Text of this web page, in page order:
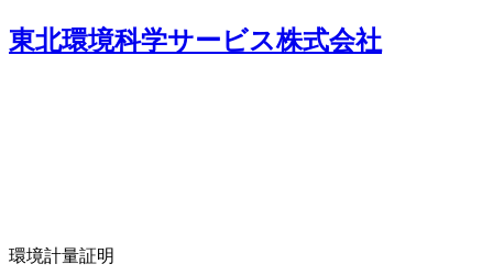
東北環境科学サービス株式会社
環境計量証明